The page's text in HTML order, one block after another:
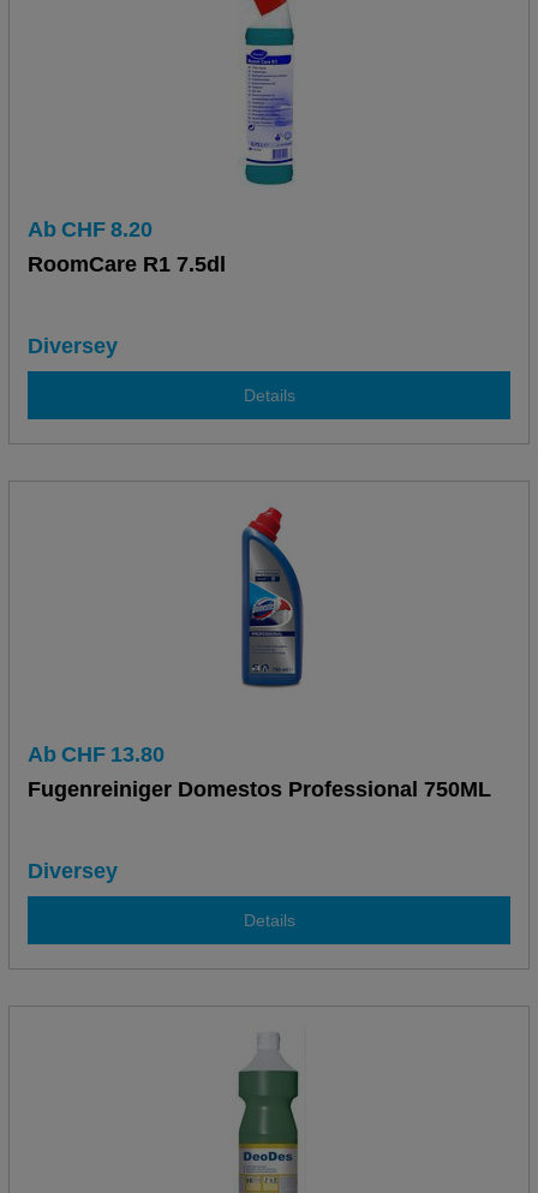
Ab CHF 8.20
RoomCare R1 7.5dl
Diversey
Details
Ab CHF 13.80
Fugenreiniger Domestos Professional 750ML
Diversey
Details